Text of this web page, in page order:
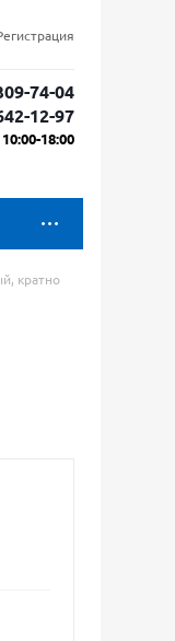
74-04
12-97
18:00
кратно